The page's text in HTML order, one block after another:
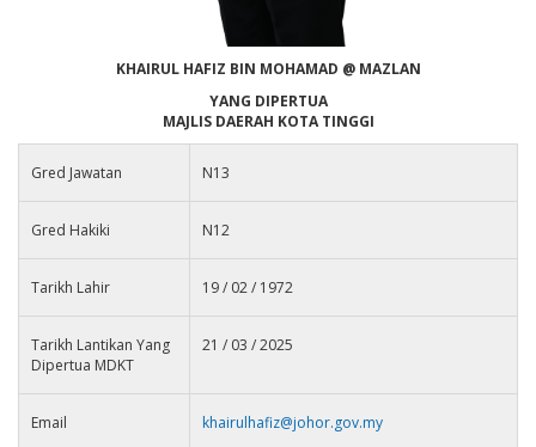
KHAIRUL HAFIZ BIN MOHAMAD @ MAZLAN
YANG DIPERTUA
MAJLIS DAERAH KOTA TINGGI
Gred Jawatan N13
Gred Hakiki N12
Tarikh Lahir 19 / 02 / 1972
Tarikh Lantikan Yang
Dipertua MDKT
21 / 03 / 2025
Email khairulhafiz@johor.gov.my